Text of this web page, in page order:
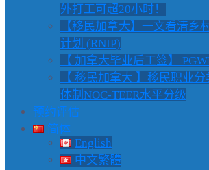
外打工可超20小时！
【移民加拿大】一文看清乡
计划 (RNIP)
【 加拿大毕业后工签】
【 移民加拿大 】移民职业
体制NOC-TEER水平分级
预约评估
简体
English
中文繁體